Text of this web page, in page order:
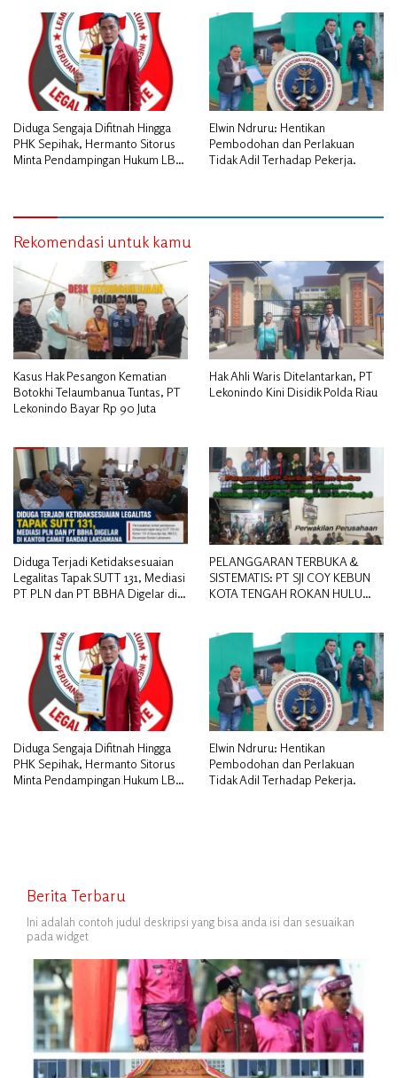
Diduga Sengaja Difitnah Hingga
PHK Sepihak, Hermanto Sitorus
Minta Pendampingan Hukum LBH
Elwin Ndruru: Hentikan
Pembodohan dan Perlakuan
Tidak Adil Terhadap Pekerja.
Rekomendasi untuk kamu
Kasus Hak Pesangon Kematian
Botokhi Telaumbanua Tuntas, PT
Lekonindo Bayar Rp 90 Juta
Hak Ahli Waris Ditelantarkan, PT
Lekonindo Kini Disidik Polda Riau
Diduga Terjadi Ketidaksesuaian
Legalitas Tapak SUTT 131, Mediasi
PT PLN dan PT BBHA Digelar di
PELANGGARAN TERBUKA &
SISTEMATIS: PT SJI COY KEBUN
KOTA TENGAH ROKAN HULU
Diduga Sengaja Difitnah Hingga
PHK Sepihak, Hermanto Sitorus
Minta Pendampingan Hukum LBH
Elwin Ndruru: Hentikan
Pembodohan dan Perlakuan
Tidak Adil Terhadap Pekerja.
Berita Terbaru
Ini adalah contoh judul deskripsi yang bisa anda isi dan sesuaikan
pada widget